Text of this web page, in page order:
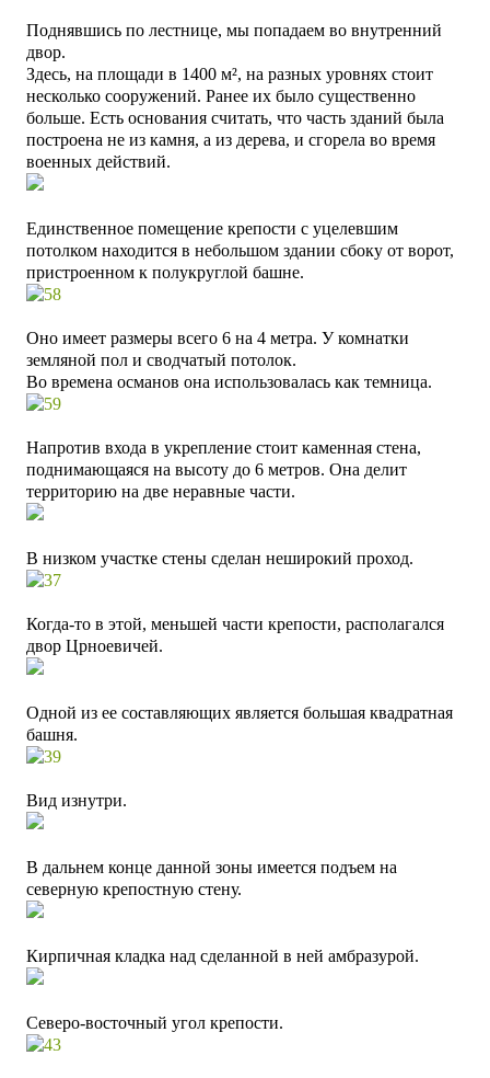
Поднявшись по лестнице, мы попадаем во внутренний
двор.
Здесь, на площади в 1400 м², на разных уровнях стоит
несколько сооружений. Ранее их было существенно
больше. Есть основания считать, что часть зданий была
построена не из камня, а из дерева, и сгорела во время
военных действий.
Единственное помещение крепости с уцелевшим
потолком находится в небольшом здании сбоку от ворот,
пристроенном к полукруглой башне.
Оно имеет размеры всего 6 на 4 метра. У комнатки
земляной пол и сводчатый потолок.
Во времена османов она использовалась как темница.
Напротив входа в укрепление стоит каменная стена,
поднимающаяся на высоту до 6 метров. Она делит
территорию на две неравные части.
В низком участке стены сделан неширокий проход.
Когда-то в этой, меньшей части крепости, располагался
двор Црноевичей.
Одной из ее составляющих является большая квадратная
башня.
Вид изнутри.
В дальнем конце данной зоны имеется подъем на
северную крепостную стену.
Кирпичная кладка над сделанной в ней амбразурой.
Северо-восточный угол крепости.